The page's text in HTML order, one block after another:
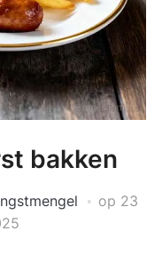
bakken
op 23